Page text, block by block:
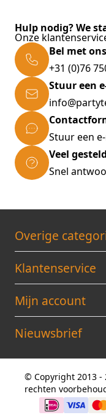
Hulp nodig? We
Onze
Bel met ons
+31 (0)76
Stuur een
Stuur een
Veel
Snel
Overige
Klantenservice
Mijn account
Nieuwsbrief
© Copyright 2013 -
rechten